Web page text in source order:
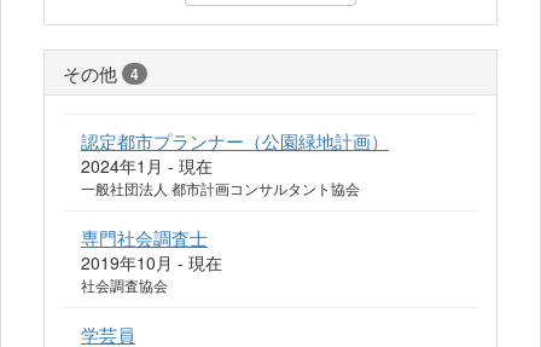
その他 4
認定都市プランナー（公園緑地計画）
2024年1月 - 現在
一般社団法人 都市計画コンサルタント協会
専門社会調査士
2019年10月 - 現在
社会調査協会
学芸員